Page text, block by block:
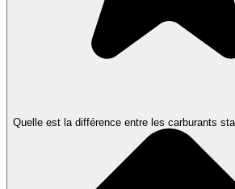
Quelle est la différence entre les carburants